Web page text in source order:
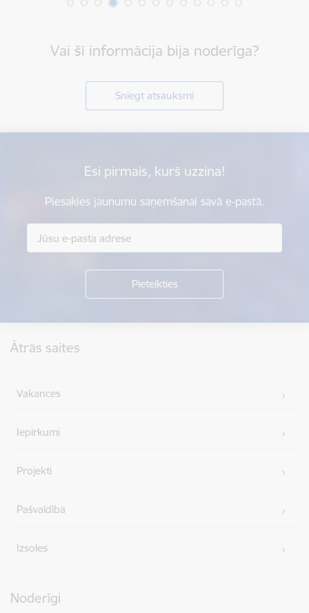
Vai šī informācija bija noderīga?
Sniegt atsauksmi
Esi pirmais, kurš uzzina!
Piesakies jaunumu saņemšanai savā e-pastā.
Ātrās saites
Vakances
Iepirkumi
Projekti
Pašvaldība
Izsoles
Noderīgi